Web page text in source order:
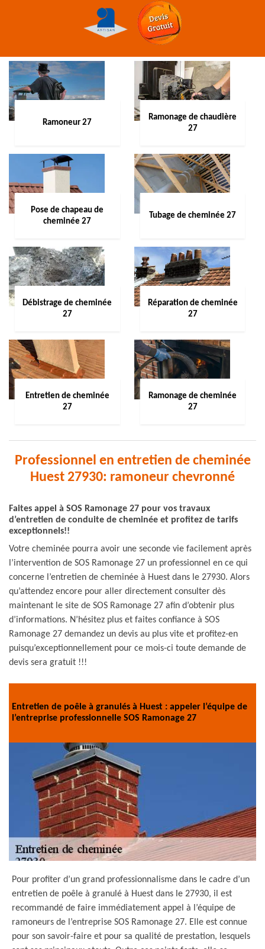
Ramoneur 27
Ramonage de chaudière
27
Pose de chapeau de
cheminée 27
Tubage de cheminée 27
Débistrage de cheminée
27
Réparation de cheminée
27
Entretien de cheminée
27
Ramonage de cheminée
27
Professionnel en entretien de cheminée
Huest 27930: ramoneur chevronné
Faites appel à SOS Ramonage 27 pour vos travaux
d’entretien de conduite de cheminée et profitez de tarifs
exceptionnels!!
Votre cheminée pourra avoir une seconde vie facilement après
l’intervention de SOS Ramonage 27 un professionnel en ce qui
concerne l’entretien de cheminée à Huest dans le 27930. Alors
qu’attendez encore pour aller directement consulter dès
maintenant le site de SOS Ramonage 27 afin d’obtenir plus
d’informations. N’hésitez plus et faites confiance à SOS
Ramonage 27 demandez un devis au plus vite et profitez-en
puisqu’exceptionnellement pour ce mois-ci toute demande de
devis sera gratuit !!!
Entretien de poêle à granulés à Huest : appeler l’équipe de
l’entreprise professionnelle SOS Ramonage 27
Pour profiter d’un grand professionnalisme dans le cadre d’un
entretien de poêle à granulé à Huest dans le 27930, il est
recommandé de faire immédiatement appel à l’équipe de
ramoneurs de l’entreprise SOS Ramonage 27. Elle est connue
pour son savoir-faire et pour sa qualité de prestation, lesquels